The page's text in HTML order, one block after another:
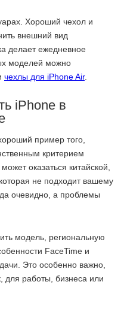
Хороший чехол и
внешний вид
делает ежедневное
моделей можно
чехлы для iPhone Air.
iPhone в
пример того,
критерием
оказаться китайской,
не подходит вашему
очевидно, а проблемы
модель, региональную
FaceTime и
Это особенно важно,
для работы, бизнеса или